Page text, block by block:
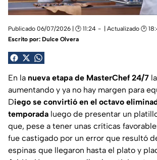
Publicado 06/07/2026 | 🕑 11:24 | Actualizado 🕑
Escrito por: Dulce Olvera
En la nueva etapa de MasterChef 24/7
aumentando y ya no hay margen para
Diego se convirtió en el octavo
temporada luego de presentar un
que, pese a tener unas críticas
fue castigado por un error que resultó
espinas que llegaron hasta el plato y